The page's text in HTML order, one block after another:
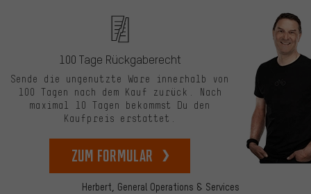
Herbert, General Operations & Services
100 Tage Rückgaberecht
Sende die ungenutzte Ware innerhalb von
100 Tagen nach dem Kauf zurück. Nach
maximal 10 Tagen bekommst Du den
Kaufpreis erstattet.
zum Formular